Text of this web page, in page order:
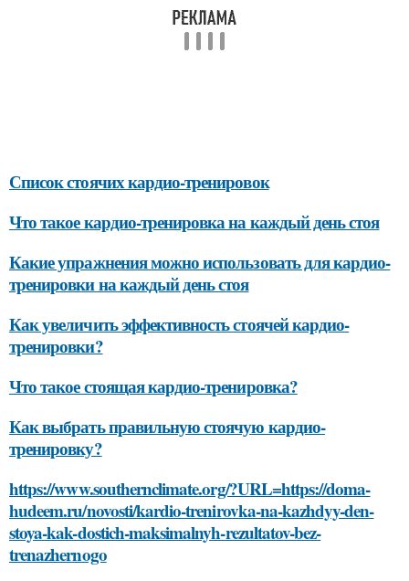
Список стоячих кардио-тренировок
Что такое кардио-тренировка на каждый день стоя
Какие упражнения можно использовать для кардио-
тренировки на каждый день стоя
Как увеличить эффективность стоячей кардио-
тренировки?
Что такое стоящая кардио-тренировка?
Как выбрать правильную стоячую кардио-
тренировку?
https://www.southernclimate.org/?URL=https://doma-
hudeem.ru/novosti/kardio-trenirovka-na-kazhdyy-den-
stoya-kak-dostich-maksimalnyh-rezultatov-bez-
trenazhernogo